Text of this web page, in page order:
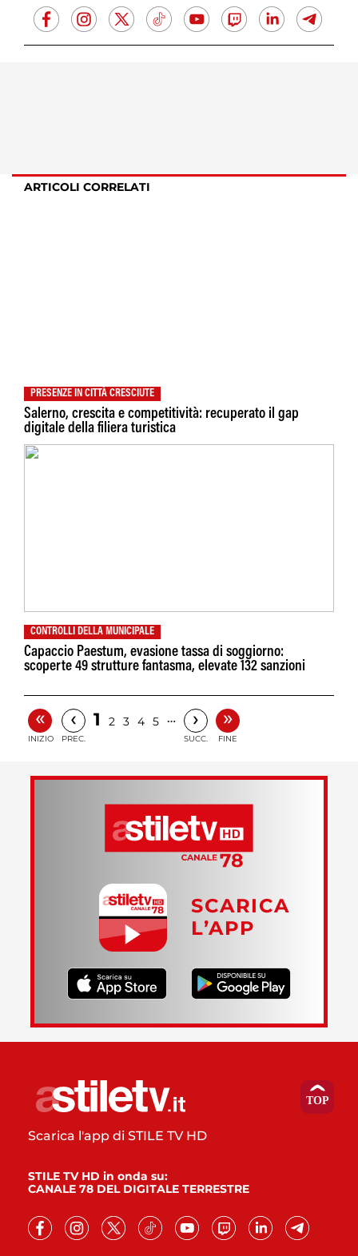
ARTICOLI CORRELATI
PRESENZE IN CITTÀ CRESCIUTE
Salerno, crescita e competitività: recuperato il gap
digitale della filiera turistica
CONTROLLI DELLA MUNICIPALE
Capaccio Paestum, evasione tassa di soggiorno:
scoperte 49 strutture fantasma, elevate 132 sanzioni
«
INIZIO
‹
PREC.
1 2 3 4 5 … ›
SUCC.
»
FINE
SCARICA
L’APP
Scarica l'app di STILE TV HD
STILE TV HD in onda su:
CANALE 78 DEL DIGITALE TERRESTRE